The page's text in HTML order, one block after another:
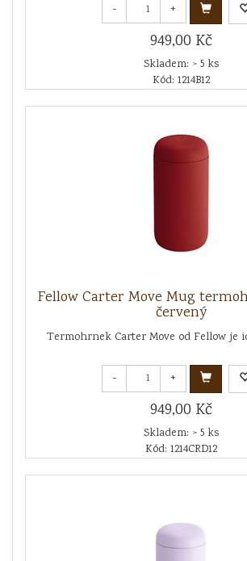
- +
949,00 Kč
Skladem: > 5 ks
Kód: 1214B12
Fellow Carter Move Mug
červený
Termohrnek Carter Move od Fellow je
- +
949,00 Kč
Skladem: > 5 ks
Kód: 1214CRD12